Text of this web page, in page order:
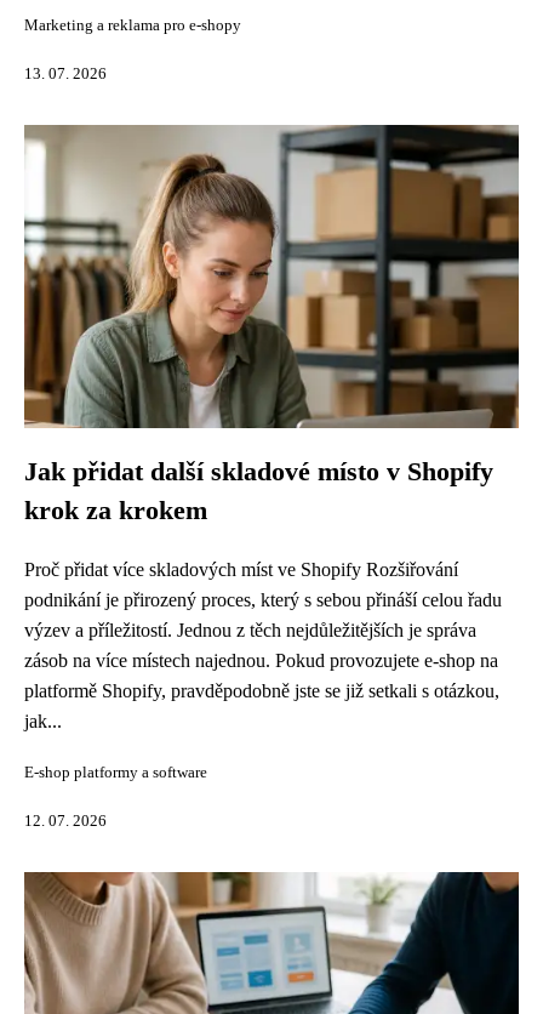
Marketing a reklama pro e-shopy
13. 07. 2026
Jak přidat další skladové místo v Shopify
krok za krokem
Proč přidat více skladových míst ve Shopify Rozšiřování
podnikání je přirozený proces, který s sebou přináší celou řadu
výzev a příležitostí. Jednou z těch nejdůležitějších je správa
zásob na více místech najednou. Pokud provozujete e-shop na
platformě Shopify, pravděpodobně jste se již setkali s otázkou,
jak...
E-shop platformy a software
12. 07. 2026